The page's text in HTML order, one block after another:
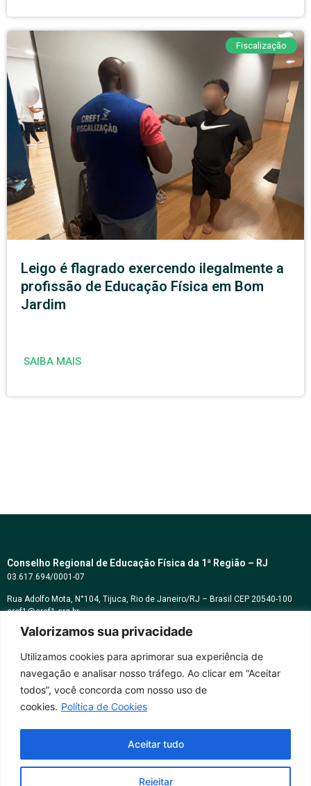
Valorizamos sua privacidade
Utilizamos cookies para aprimorar sua experiência de
navegação e analisar nosso tráfego. Ao clicar em “Aceitar
todos”, você concorda com nosso uso de
cookies. Política de Cookies
Rejeitar
Aceitar tudo
Fiscalização
Leigo é flagrado exercendo ilegalmente a
profissão de Educação Física em Bom
Jardim
SAIBA MAIS
Conselho Regional de Educação Física da 1ª Região – RJ
03.617.694/0001-07
Rua Adolfo Mota, N°104, Tijuca, Rio de Janeiro/RJ – Brasil CEP 20540-100
cref1@cref1.org.br
Assessoria de comunicação:
Horários de atendimento:
Whatsapp: (21) 2569-2398